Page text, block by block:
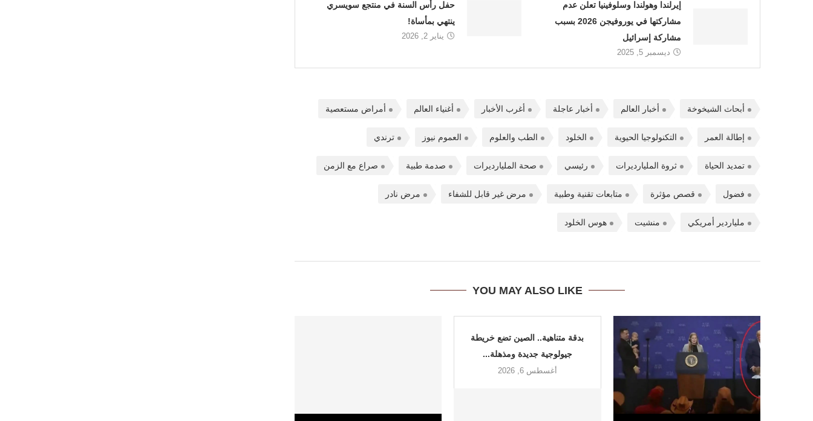
إيرلندا وهولندا وسلوفينيا تعلن عدم
مشاركتها في يوروفيجن 2026 بسبب
مشاركة إسرائيل
ديسمبر 5, 2025
حفل رأس السنة في منتجع سويسري
ينتهي بمأساة!
يناير 2, 2026
أبحاث الشيخوخة أخبار العالم أخبار عاجلة أغرب الأخبار أغنياء العالم أمراض مستعصية
إطالة العمر التكنولوجيا الحيوية الخلود الطب والعلوم العموم نيوز ترندي
تمديد الحياة ثروة المليارديرات رئيسي صحة المليارديرات صدمة طبية صراع مع الزمن
فضول قصص مؤثرة متابعات تقنية وطبية مرض غير قابل للشفاء مرض نادر
ملياردير أمريكي منشيت هوس الخلود
YOU MAY ALSO LIKE
بدقة متناهية.. الصين تضع خريطة
جيولوجية جديدة ومذهلة...
أغسطس 6, 2026